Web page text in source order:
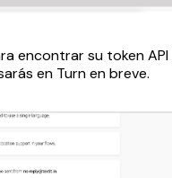
encontrar su token API
en Turn en breve.